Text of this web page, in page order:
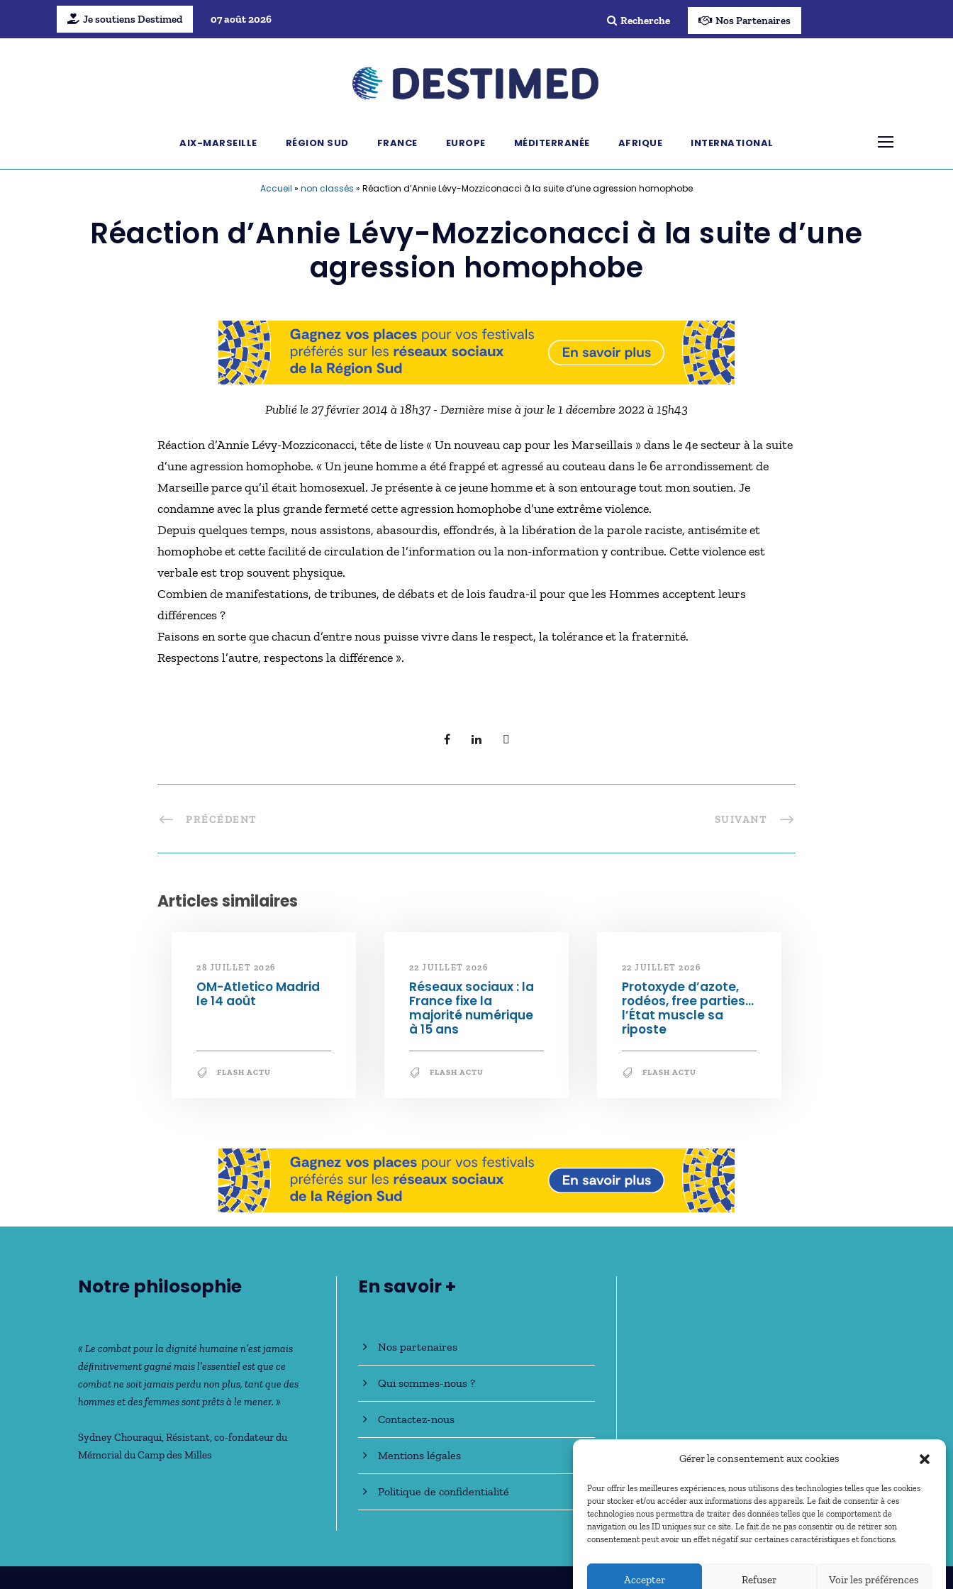
Gérer le consentement aux cookies
Pour offrir les meilleures expériences, nous utilisons des technologies telles que les cookies
pour stocker et/ou accéder aux informations des appareils. Le fait de consentir à ces
technologies nous permettra de traiter des données telles que le comportement de
navigation ou les ID uniques sur ce site. Le fait de ne pas consentir ou de retirer son
consentement peut avoir un effet négatif sur certaines caractéristiques et fonctions.
Accepter Refuser Voir les préférences
Je soutiens Destimed 07 août 2026 Recherche Nos Partenaires
AIX-MARSEILLE RÉGION SUD FRANCE EUROPE MÉDITERRANÉE AFRIQUE INTERNATIONAL
Accueil » non classés » Réaction d’Annie Lévy-Mozziconacci à la suite d’une agression homophobe
Réaction d’Annie Lévy-Mozziconacci à la suite d’une
agression homophobe
Publié le 27 février 2014 à 18h37 - Dernière mise à jour le 1 décembre 2022 à 15h43
Réaction d’Annie Lévy-Mozziconacci, tête de liste « Un nouveau cap pour les Marseillais » dans le 4e secteur à la suite
d’une agression homophobe. « Un jeune homme a été frappé et agressé au couteau dans le 6e arrondissement de
Marseille parce qu’il était homosexuel. Je présente à ce jeune homme et à son entourage tout mon soutien. Je
condamne avec la plus grande fermeté cette agression homophobe d’une extrême violence.
Depuis quelques temps, nous assistons, abasourdis, effondrés, à la libération de la parole raciste, antisémite et
homophobe et cette facilité de circulation de l’information ou la non-information y contribue. Cette violence est
verbale est trop souvent physique.
Combien de manifestations, de tribunes, de débats et de lois faudra-il pour que les Hommes acceptent leurs
différences ?
Faisons en sorte que chacun d’entre nous puisse vivre dans le respect, la tolérance et la fraternité.
Respectons l’autre, respectons la différence ».
PRÉCÉDENT SUIVANT
Articles similaires
28 JUILLET 2026
OM-Atletico Madrid
le 14 août
FLASH ACTU
22 JUILLET 2026
Réseaux sociaux : la
France fixe la
majorité numérique
à 15 ans
FLASH ACTU
22 JUILLET 2026
Protoxyde d’azote,
rodéos, free parties…
l’État muscle sa
riposte
FLASH ACTU
Notre philosophie
« Le combat pour la dignité humaine n’est jamais
déﬁnitivement gagné mais l’essentiel est que ce
combat ne soit jamais perdu non plus, tant que des
hommes et des femmes sont prêts à le mener. »
Sydney Chouraqui, Résistant, co-fondateur du
Mémorial du Camp des Milles
En savoir +
Nos partenaires
Qui sommes-nous ?
Contactez-nous
Mentions légales
Politique de confidentialité